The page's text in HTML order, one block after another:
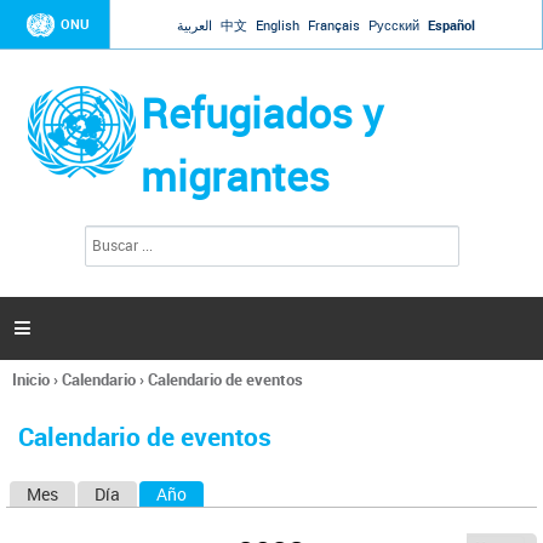
Jump to navigation
ONU العربية 中文 English Français Русский Español
Refugiados y
migrantes
l
s

Se
usted
Inicio›Calendario›Calendario de eventos
Calendario de eventos
Mes Día Año